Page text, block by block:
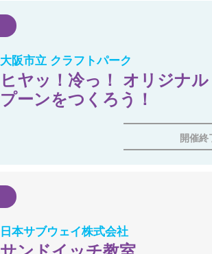
大阪市立 クラフトパーク
ヒヤッ！冷っ！ オリジナ
プーンをつくろう！
開催終
日本サブウェイ株式会社